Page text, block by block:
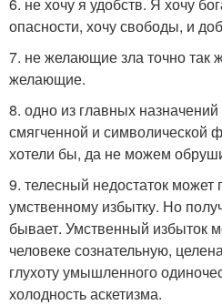
опасности, хочу свободы, и
7. не желающие зла точно так
желающие.
8. одно из главных назначений
смягченной и символической
хотели бы, да не можем
9. телесный недостаток может
умственному избытку. Но
бывает. Умственный избыток
человеке сознательную,
глухоту умышленного
холодность аскетизма.